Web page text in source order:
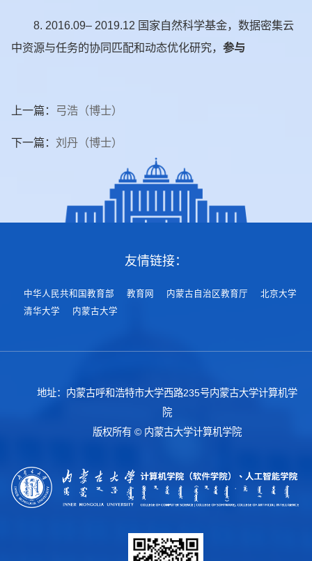
8. 2016.09– 2019.12 国家自然科学基金，数据密集云
中资源与任务的协同匹配和动态优化研究， 参与
上一篇： 弓浩（博士）
下一篇： 刘丹（博士）
友情链接：
中华人民共和国教育部 教育网 内蒙古自治区教育厅
北京大学
清华大学
内蒙古大学
地址：内蒙古呼和浩特市大学西路235号内蒙古大学计算机学
院
版权所有 © 内蒙古大学计算机学院